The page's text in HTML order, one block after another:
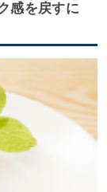
感を戻すに